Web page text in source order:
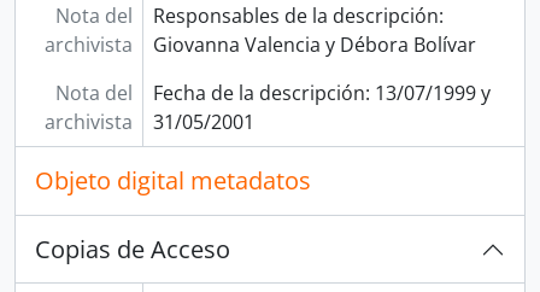
Nota del
archivista
Responsables de la descripción:
Giovanna Valencia y Débora Bolívar
Nota del
archivista
Fecha de la descripción: 13/07/1999 y
31/05/2001
Objeto digital metadatos
Copias de Acceso